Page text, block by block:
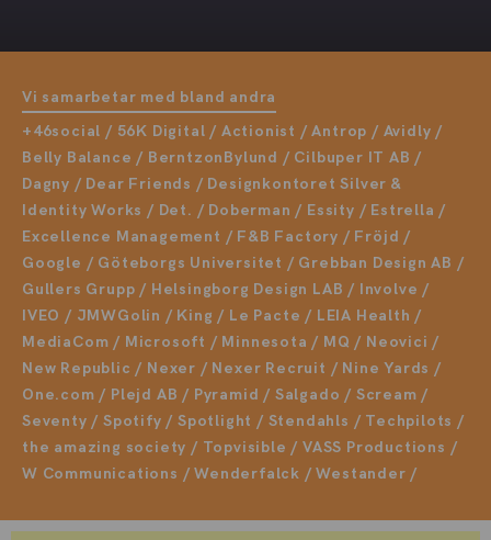
Vi samarbetar med bland andra
+46social / 56K Digital / Actionist / Antrop / Avidly /
Belly Balance / BerntzonBylund / Cilbuper IT AB /
Dagny / Dear Friends / Designkontoret Silver &
Identity Works / Det. / Doberman / Essity / Estrella /
Excellence Management / F&B Factory / Fröjd /
Google / Göteborgs Universitet / Grebban Design AB /
Gullers Grupp / Helsingborg Design LAB / Involve /
IVEO / JMWGolin / King / Le Pacte / LEIA Health /
MediaCom / Microsoft / Minnesota / MQ / Neovici /
New Republic / Nexer / Nexer Recruit / Nine Yards /
One.com / Plejd AB / Pyramid / Salgado / Scream /
Seventy / Spotify / Spotlight / Stendahls / Techpilots /
the amazing society / Topvisible / VASS Productions /
W Communications / Wenderfalck / Westander /